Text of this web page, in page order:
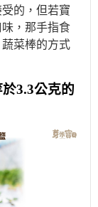
的，但若寶
，那手指食
菜棒的方式
3.3公克的